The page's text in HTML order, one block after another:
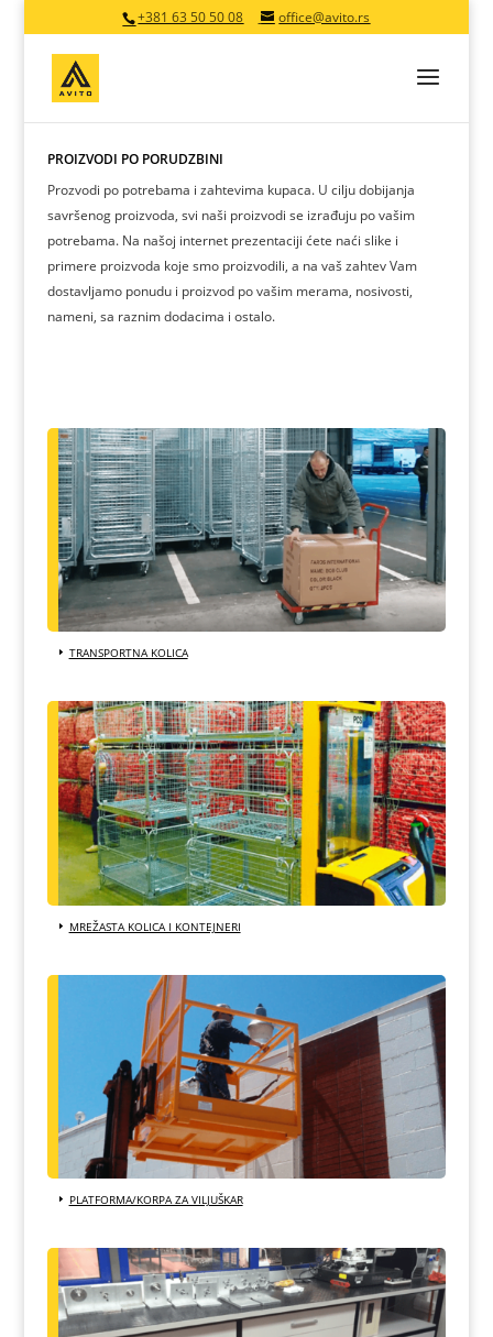
+381 63 50 50 08 office@avito.rs
PROIZVODI PO PORUDŽBINI
Prozvodi po potrebama i zahtevima kupaca. U cilju dobijanja
savršenog proizvoda, svi naši proizvodi se izrađuju po vašim
potrebama. Na našoj internet prezentaciji ćete naći slike i
primere proizvoda koje smo proizvodili, a na vaš zahtev Vam
dostavljamo ponudu i proizvod po vašim merama, nosivosti,
nameni, sa raznim dodacima i ostalo.
TRANSPORTNA KOLICA
MREŽASTA KOLICA I KONTEJNERI
PLATFORMA/KORPA ZA VILJUŠKAR